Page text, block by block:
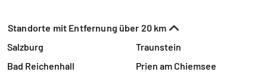
Standorte mit Entfernung über 20 km
Salzburg
Traunstein
Bad Reichenhall
Prien am Chiemsee